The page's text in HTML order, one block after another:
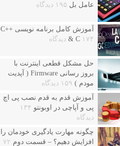
عامل بل ۱۹۵ دیدگاه
آموزش کامل برنامه نویسی ++C
& C ۱۷۴ دیدگاه
حل مشکل قطعی اینترنت با
بروز رسانی Firmware ( آپدیت
مودم ) ۱۵۹ دیدگاه
آموزش قدم به قدم نصب پی اچ
پی و آپاچی در اوبونتو ۱۳۴
دیدگاه
چگونه مهارت یادگیری خودمان را
افزایش دهیم؟ – قسمت دوم ۷۲